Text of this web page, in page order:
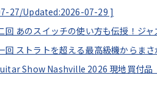
27/Updated:2026-07-29 ]
あのスイッチの使い方も伝授！ジ
回 ストラトを超える最高級機からま
Show Nashville 2026 現地買付